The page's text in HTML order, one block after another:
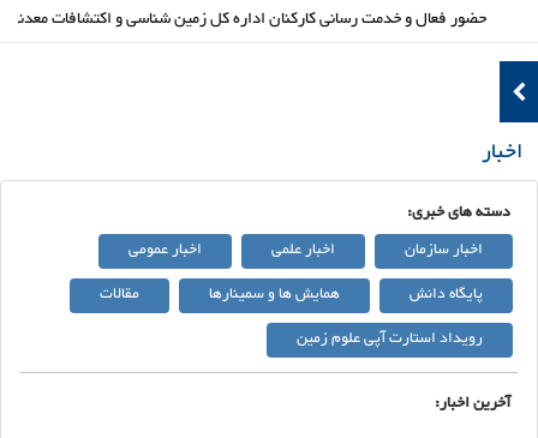
حضور فعال و خدمت رسانی کارکنان اداره کل زمین شناسی و اکتشافات معدنی
اخبار
دسته های خبری:
اخبار سازمان
اخبار علمی
اخبار عمومی
پایگاه دانش
همایش ها و سمینارها
مقالات
رویداد استارت آپی علوم زمین
آخرین اخبار: